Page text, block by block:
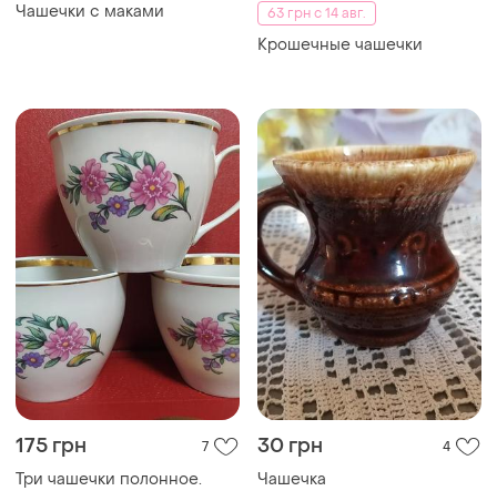
Чашечки с маками
63 грн с 14 авг.
Крошечные чашечки
175 грн 7
Три чашечки полонное.
30 грн 4
Чашечка